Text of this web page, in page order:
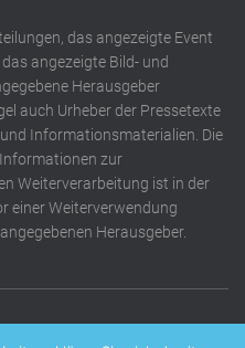
das angezeigte Event
angezeigte Bild- und
Herausgeber
auch Urheber der Pressetexte
Informationsmaterialien. Die
zur
Weiterverarbeitung ist in der
einer Weiterverwendung
Herausgeber.